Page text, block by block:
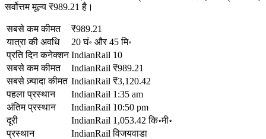
सर्वोत्तम मूल्य ₹989.21 है।
सबसे कम कीमत
₹989.21
यात्रा की अवधि
20 घं॰ और 45 मि॰
प्रति दिन कनेक्शन IndianRail 10
सबसे कम कीमत
IndianRail ₹989.21
सबसे ज़्यादा कीमत IndianRail ₹3,120.42
पहला प्रस्थान
IndianRail 1:35 am
अंतिम प्रस्थान
IndianRail 10:50 pm
दूरी
IndianRail 1,053.42 कि॰मी॰
प्रस्थान
IndianRail विजयवाडा